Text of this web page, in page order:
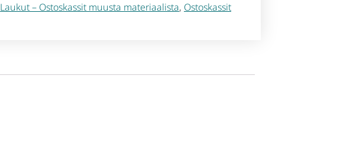
Laukut – Ostoskassit muusta materiaalista, Ostoskassit